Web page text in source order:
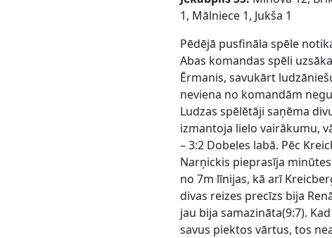
1, Mālniece 1, Jukša 1
Pēdējā pusfināla spēle
Abas komandas spēli
Ērmanis, savukārt
neviena no komandām
Ludzas spēlētāji saņēma
izmantoja lielo vairākumu,
– 3:2 Dobeles labā. Pēc
Narņickis pieprasīja
no 7m līnijas, kā arī
divas reizes precīzs bija
jau bija samazināta(9:7).
savus piektos vārtus, tos